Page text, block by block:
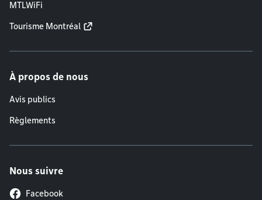
MTLWiFi
Tourisme Montréal
À propos de nous
Avis publics
Règlements
Nous suivre
Facebook